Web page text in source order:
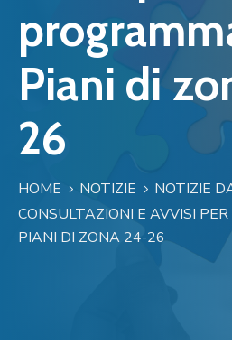
Piani di
26
HOME NOTIZIE
NOTIZIE
CONSULTAZIONI E AVVISI
PIANI DI ZONA 24-26